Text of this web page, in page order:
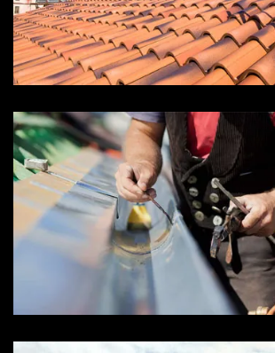
Devis toiture 73 Savoie
Devis zingueur 73 Savoie